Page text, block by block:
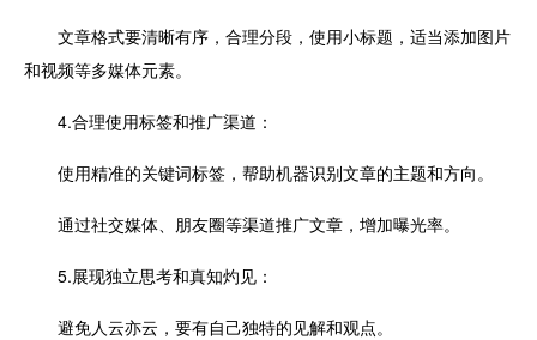
文章格式要清晰有序，合理分段，使用小标题，适当添加图片
和视频等多媒体元素。
4.合理使用标签和推广渠道：
使用精准的关键词标签，帮助机器识别文章的主题和方向。
通过社交媒体、朋友圈等渠道推广文章，增加曝光率。
5.展现独立思考和真知灼见：
避免人云亦云，要有自己独特的见解和观点。